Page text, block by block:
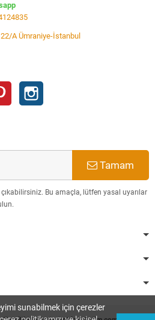
A Ümraniye-İstanbul
Pinterest
Tamam
Bu amaçla, lütfen yasal uyarılar
sunabilmek için çerezler